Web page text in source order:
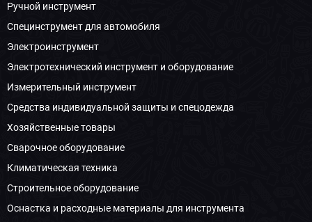
Ручной инструмент
Специнструмент для автомобиля
Электроинструмент
Электротехнический инструмент и оборудование
Измерительный инструмент
Средства индивидуальной защиты и спецодежда
Хозяйственные товары
Сварочное оборудование
Климатическая техника
Строительное оборудование
Оснастка и расходные материалы для инструмента